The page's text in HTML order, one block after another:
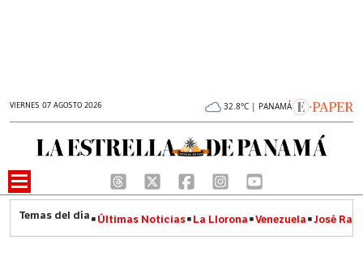
VIERNES 07 AGOSTO 2026 32.8°C | PANAMÁ
Últimas Noticias La Llorona Venezuela José